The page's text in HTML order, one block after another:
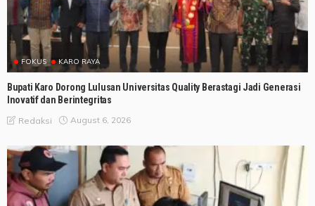
FOKUS KARO RAYA
Bupati Karo Dorong Lulusan Universitas Quality Berastagi Jadi Generasi
Inovatif dan Berintegritas
Redaksi August 6, 2026